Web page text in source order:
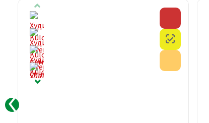
Честный знак